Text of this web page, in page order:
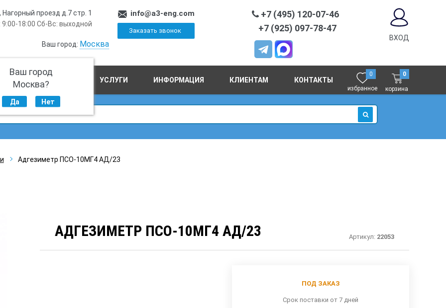
Нагорный проезд д.7 стр. 1
9:00-18:00 Сб-Вс: выходной
Ваш город: Москва
Ваш город
Москва?
Да Нет
info@a3-eng.com
Заказать звонок
+7 (495) 120-07-46
+7 (925) 097-78-47
ВХОД
ПРОИЗВОДСТВО УСЛУГИ ИНФОРМАЦИЯ КЛИЕНТАМ КОНТАКТЫ
0
избранное
0
корзина
ИСКАТЬ
Адгезиметр ПСО-10МГ4 АД/23
АДГЕЗИМЕТР ПСО-10МГ4 АД/23 Артикул: 22053
ПОД ЗАКАЗ
Срок поставки от 7 дней